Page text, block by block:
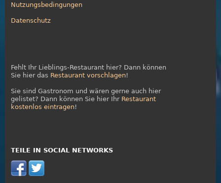
Nutzungsbedingungen
Datenschutz
Fehlt Ihr Lieblings-Restaurant hier? Dann können
Sie hier das Restaurant vorschlagen!
Sie sind Gastronom und wären gerne auch hier
gelistet? Dann können Sie hier Ihr Restaurant
kostenlos eintragen!
TEILE IN SOCIAL NETWORKS